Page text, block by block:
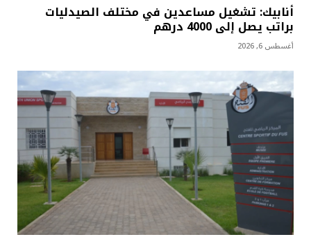
أنابيك: تشغيل مساعدين في مختلف الصيدليات
براتب يصل إلى 4000 درهم
أغسطس 6, 2026